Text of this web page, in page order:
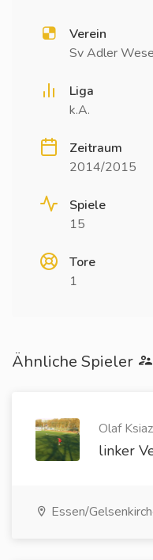
Verein
Sv Adler
Liga
k.A.
Zeitraum
2014/2015
Spiele
15
Tore
1
Ähnliche Spieler
Olaf
linker
Essen/